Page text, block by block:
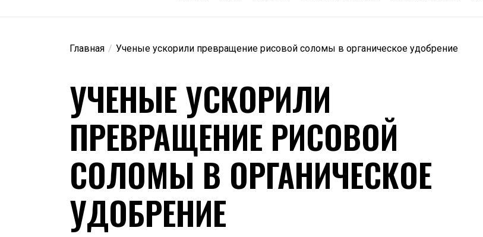
Главная Ученые ускорили превращение рисовой соломы в органическое удобрение
УЧЕНЫЕ УСКОРИЛИ
ПРЕВРАЩЕНИЕ РИСОВОЙ
СОЛОМЫ В ОРГАНИЧЕСКОЕ
УДОБРЕНИЕ